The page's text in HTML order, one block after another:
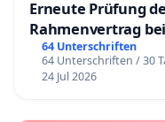
Erneute Prüfung
Rahmenvertrag
64 Unterschriften
64 Unterschriften / 30
24 Jul 2026